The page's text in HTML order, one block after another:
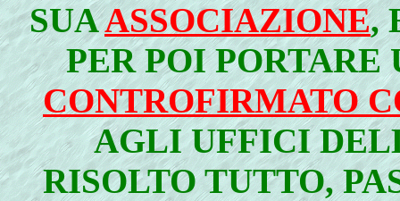
SUAASSOCIAZIONE,
PER POI
CONTROFIRMATO
AGLI UFFICI
RISOLTO TUTTO,